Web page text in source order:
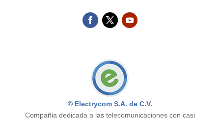
© Electrycom S.A. de C.V.
Compañia dedicada a las telecomunicaciones con casi